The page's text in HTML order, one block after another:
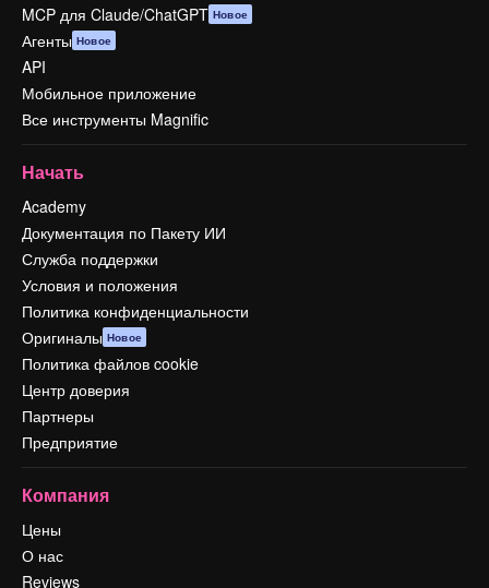
MCP для Claude/ChatGPT Новое
Агенты Новое
API
Мобильное приложение
Все инструменты Magnific
Начать
Academy
Документация по Пакету ИИ
Служба поддержки
Условия и положения
Политика конфиденциальности
Оригиналы Новое
Политика файлов cookie
Центр доверия
Партнеры
Предприятие
Компания
Цены
О нас
Reviews